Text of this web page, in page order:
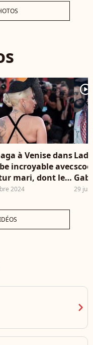
à Venise dans
incroyable avec
mari, dont le
chargé !
2024
player2
de
29
chevron_right